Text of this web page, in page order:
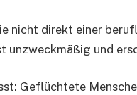
nicht direkt einer
unzweckmäßig und
Geflüchtete